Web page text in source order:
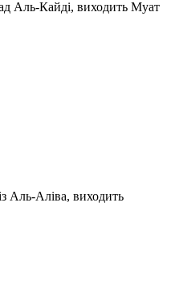
Аль-Кайді, виходить Муат
Аль-Аліва, виходить